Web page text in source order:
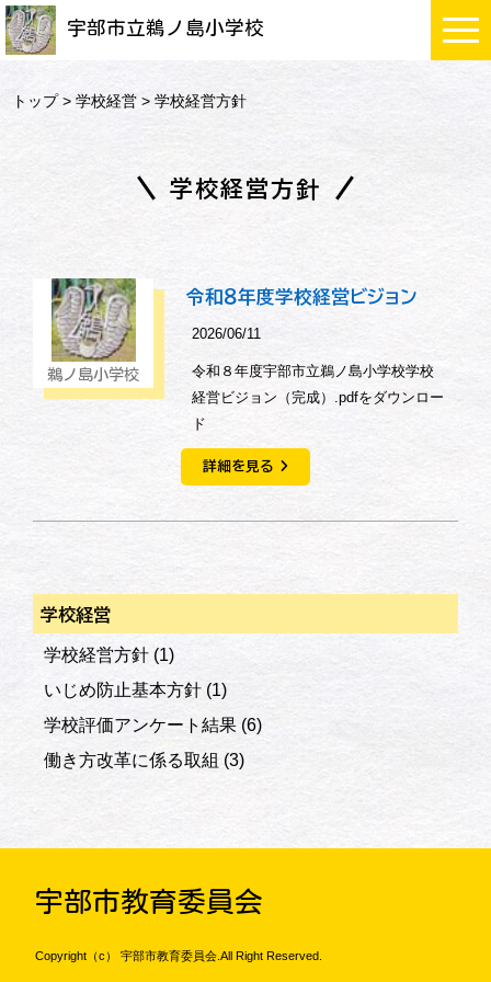
宇部市立鵜ノ島小学校
トップ>学校経営 > 学校経営方針
学校経営方針
鵜ノ島小学校
令和８年度学校経営ビジョン
2026/06/11
令和８年度宇部市立鵜ノ島小学校学校
経営ビジョン（完成）.pdfをダウンロー
ド
詳細を見る
学校経営
学校経営方針 (1)
いじめ防止基本方針 (1)
学校評価アンケート結果 (6)
働き方改革に係る取組 (3)
宇部市教育委員会
Copyright（c） 宇部市教育委員会.All Right Reserved.